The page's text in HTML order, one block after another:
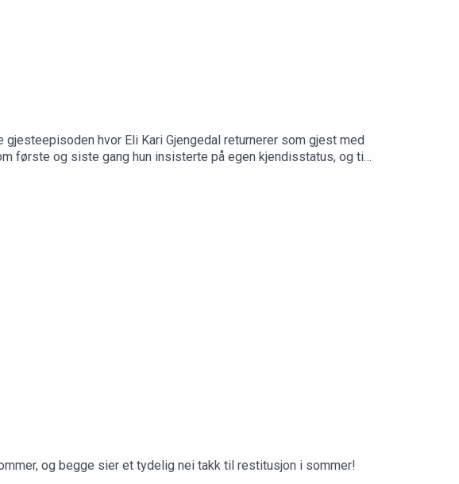
hvor Eli Kari Gjengedal returnerer som gjest med
første og siste gang hun insisterte på egen kjendisstatus, og tips
og begge sier et tydelig nei takk til restitusjon i sommer!